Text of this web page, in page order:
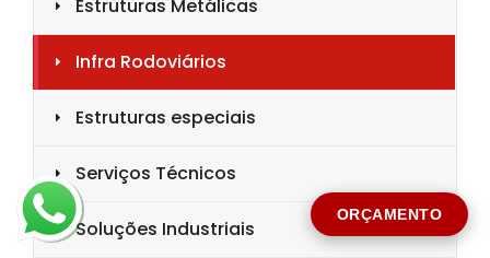
ORÇAMENTO
Solicitar Orçamento